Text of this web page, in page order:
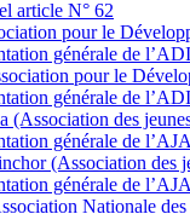
article N° 62
pour le
générale de
pour le
générale de
des
générale de
(Association des
générale de
Nationale